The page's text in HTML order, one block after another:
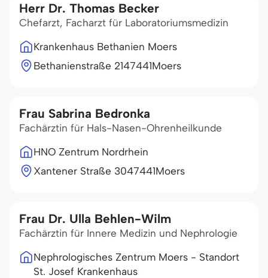
Herr Dr. Thomas Becker
Chefarzt, Facharzt für Laboratoriumsmedizin
Krankenhaus Bethanien Moers
Bethanienstraße 2147441Moers
Frau Sabrina Bedronka
Fachärztin für Hals-Nasen-Ohrenheilkunde
HNO Zentrum Nordrhein
Xantener Straße 3047441Moers
Frau Dr. Ulla Behlen-Wilm
Fachärztin für Innere Medizin und Nephrologie
Nephrologisches Zentrum Moers - Standort
St. Josef Krankenhaus